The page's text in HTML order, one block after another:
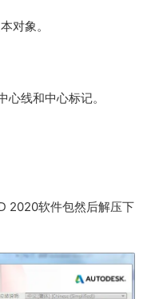
对象。
线和中心标记。
2020软件包然后解压下